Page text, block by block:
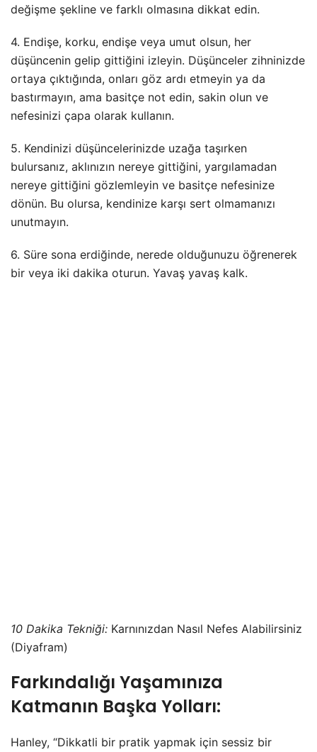
değişme şekline ve farklı olmasına dikkat edin.
4. Endişe, korku, endişe veya umut olsun, her
düşüncenin gelip gittiğini izleyin. Düşünceler zihninizde
ortaya çıktığında, onları göz ardı etmeyin ya da
bastırmayın, ama basitçe not edin, sakin olun ve
nefesinizi çapa olarak kullanın.
5. Kendinizi düşüncelerinizde uzağa taşırken
bulursanız, aklınızın nereye gittiğini, yargılamadan
nereye gittiğini gözlemleyin ve basitçe nefesinize
dönün. Bu olursa, kendinize karşı sert olmamanızı
unutmayın.
6. Süre sona erdiğinde, nerede olduğunuzu öğrenerek
bir veya iki dakika oturun. Yavaş yavaş kalk.
10 Dakika Tekniği: Karnınızdan Nasıl Nefes Alabilirsiniz
(Diyafram)
Farkındalığı Yaşamınıza
Katmanın Başka Yolları:
Hanley, “Dikkatli bir pratik yapmak için sessiz bir